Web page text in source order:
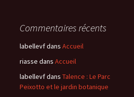
Commentaires récents
labellevfdans Accueil
riasse dans Accueil
labellevfdans Talence : Le Parc
Peixotto et le jardin botanique